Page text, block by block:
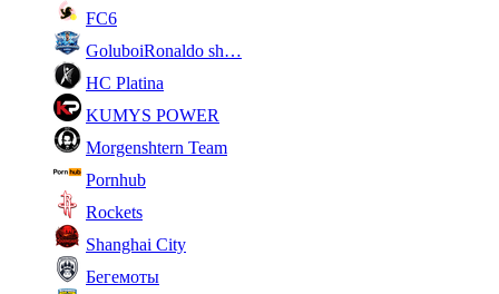
FC6
GoluboiRonaldo sh…
HC Platina
KUMYS POWER
Morgenshtern Team
Pornhub
Rockets
Shanghai City
Бегемоты